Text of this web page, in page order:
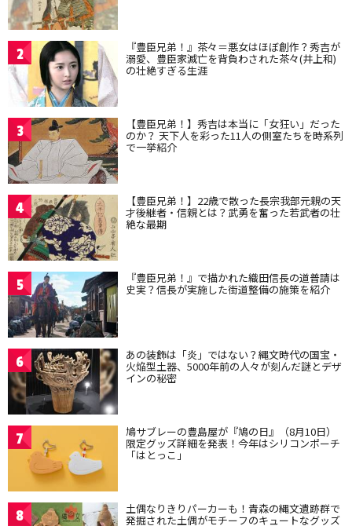
2 『豊臣兄弟！』茶々＝悪女はほぼ創作？秀吉が
溺愛、豊臣家滅亡を背負わされた茶々(井上和)
の壮絶すぎる生涯
3 【豊臣兄弟！】秀吉は本当に「女狂い」だった
のか？ 天下人を彩った11人の側室たちを時系列
で一挙紹介
4 【豊臣兄弟！】22歳で散った長宗我部元親の天
才後継者・信親とは？武勇を奮った若武者の壮
絶な最期
5 『豊臣兄弟！』で描かれた織田信長の道普請は
史実？信長が実施した街道整備の施策を紹介
6 あの装飾は「炎」ではない？縄文時代の国宝・
火焔型土器、5000年前の人々が刻んだ謎とデザ
インの秘密
7 鳩サブレーの豊島屋が『鳩の日』（8月10日）
限定グッズ詳細を発表！今年はシリコンポーチ
「はとっこ」
8 土偶なりきりパーカーも！青森の縄文遺跡群で
発掘された土偶がモチーフのキュートなグッズ